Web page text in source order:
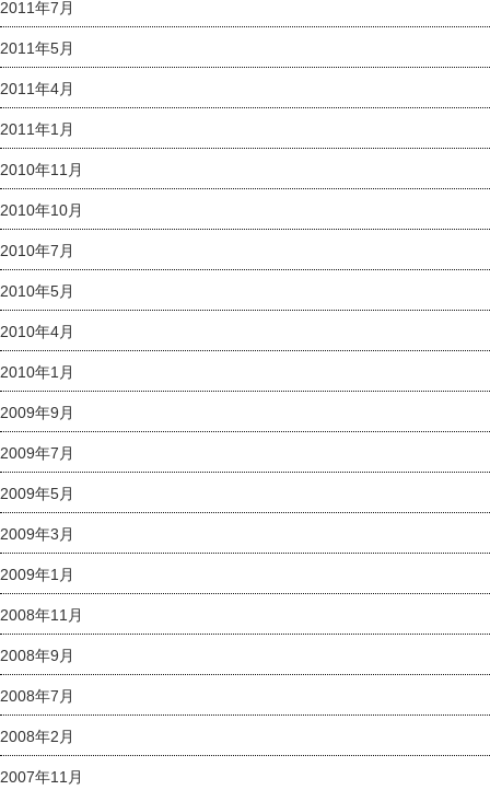
2011年7月
2011年5月
2011年4月
2011年1月
2010年11月
2010年10月
2010年7月
2010年5月
2010年4月
2010年1月
2009年9月
2009年7月
2009年5月
2009年3月
2009年1月
2008年11月
2008年9月
2008年7月
2008年2月
2007年11月